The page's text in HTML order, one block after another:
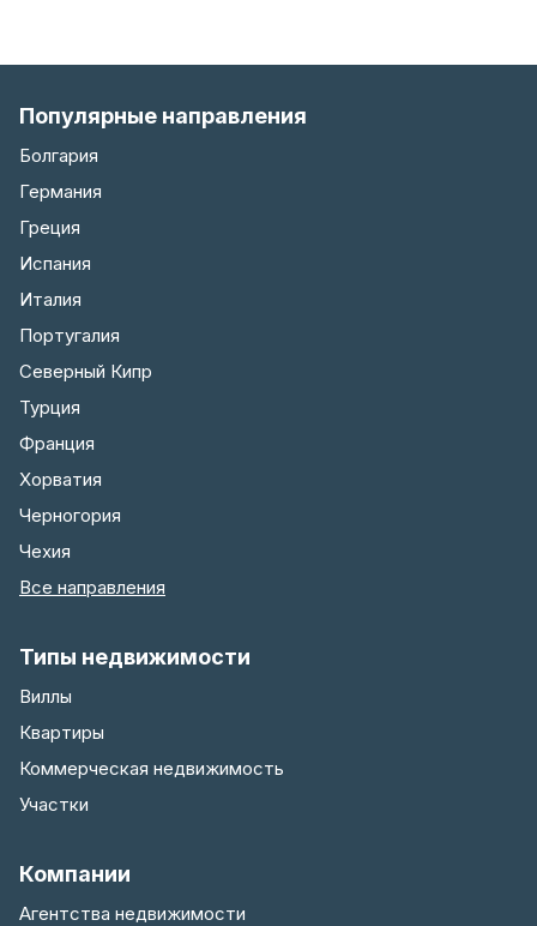
Популярные направления
Болгария
Германия
Греция
Испания
Италия
Португалия
Северный Кипр
Турция
Франция
Хорватия
Черногория
Чехия
Все направления
Типы недвижимости
Виллы
Квартиры
Коммерческая недвижимость
Участки
Компании
Агентства недвижимости